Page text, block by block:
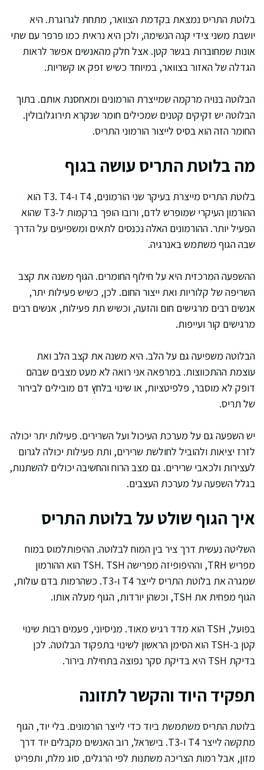
בלוטת התריס נמצאת בקדמת הצוואר, מתחת לגרוגרת. היא
יושבת משני צידי קנה הנשימה, ולכן היא נראית כמו פרפר עם שתי
אונות שמחוברות בגשר קטן. אצל חלק מהאנשים אפשר לראות
הגדלה של האזור בצוואר, במיוחד כשיש זפק או קשריות.
הבלוטה בנויה מרקמה שמייצרת הורמונים ומאחסנת אותם. בתוך
הבלוטה יש זקיקים קטנים שמכילים חומר שנקרא תירוגלובולין.
החומר הזה הוא בסיס לייצור הורמוני התריס.
מה בלוטת התריס עושה בגוף
בלוטת התריס מייצרת בעיקר שני הורמונים, T4 ו-T3. T4 הוא
ההורמון העיקרי שמופרש לדם, ורובו הופך ברקמות ל-T3 שהוא
הפעיל יותר. ההורמונים האלה נכנסים לתאים ומשפיעים על הדרך
שבה הגוף משתמש באנרגיה.
ההשפעה המרכזית היא על חילוף החומרים. הגוף משנה את קצב
השריפה של קלוריות ואת ייצור החום. לכן, כשיש פעילות יתר,
אנשים רבים מרגישים חום והזעה, וכשיש תת פעילות, אנשים רבים
מרגישים קור ועייפות.
הבלוטה משפיעה גם על הלב. היא משנה את קצב הלב ואת
עוצמת ההתכווצות. במרפאה אני רואה לא מעט מצבים שבהם
דופק לא מוסבר, פלפיטציות, או שינוי בלחץ דם מובילים לבירור
של תריס.
יש השפעה גם על מערכת העיכול ועל השרירים. פעילות יתר יכולה
לזרז יציאות ולהוביל לחולשת שרירים, ותת פעילות יכולה לגרום
לעצירות ולכאבי שרירים. גם מצב הרוח והחשיבה יכולים להשתנות,
בגלל השפעה על מערכת העצבים.
איך הגוף שולט על בלוטת התריס
השליטה נעשית דרך ציר בין המוח לבלוטה. ההיפותלמוס במוח
מפריש TRH, וההיפופיזה מפרישה TSH. TSH הוא ההורמון
שמגרה את בלוטת התריס לייצר T4 ו-T3. כשהרמות בדם עולות,
הגוף מפחית את TSH, וכשהן יורדות, הגוף מעלה אותו.
בפועל, TSH הוא מדד רגיש מאוד. מניסיוני, פעמים רבות שינוי
קטן ב-TSH הוא הסימן הראשון לשינוי בתפקוד הבלוטה. לכן
בדיקת TSH היא בדיקת סקר נפוצה בתחילת בירור.
תפקיד היוד והקשר לתזונה
בלוטת התריס משתמשת ביוד כדי לייצר הורמונים. בלי יוד, הגוף
מתקשה לייצר T4 ו-T3. בישראל, רוב האנשים מקבלים יוד דרך
מזון, אבל רמות הצריכה משתנות לפי הרגלים, סוג מלח, ותפריט